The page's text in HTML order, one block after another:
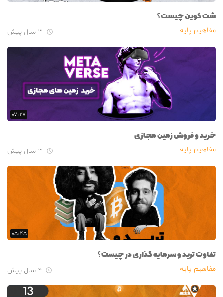
شت کوین چیست؟
مفاهیم پایه ۳ سال پیش 
۰۷:۲۷
خرید و فروش زمین مجازی
مفاهیم پایه ۳ سال پیش 
۰۵:۴۵
تفاوت ترید و سرمایه گذاری در چیست؟
مفاهیم پایه ۴ سال پیش 